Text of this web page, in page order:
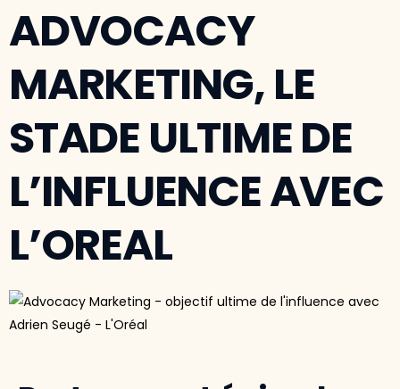
ADVOCACY
MARKETING, LE
STADE ULTIME DE
L’INFLUENCE AVEC
L’OREAL